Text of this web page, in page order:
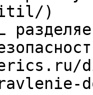
itil/)